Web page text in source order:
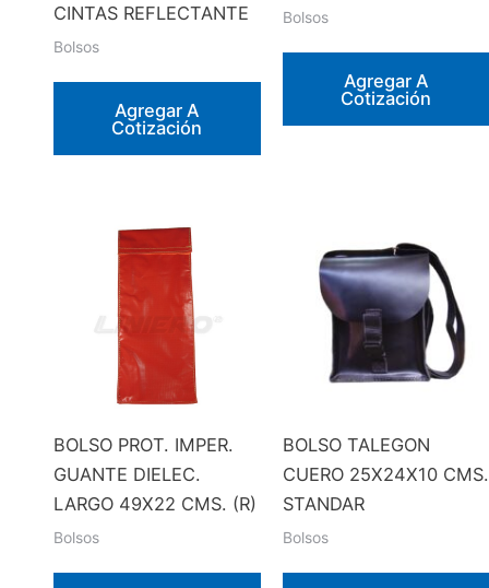
CINTAS REFLECTANTE
Bolsos
Agregar A
Cotización
Bolsos
Agregar A
Cotización
BOLSO PROT. IMPER.
GUANTE DIELEC.
LARGO 49X22 CMS. (R)
Bolsos
BOLSO TALEGON
CUERO 25X24X10 CMS.
STANDAR
Bolsos